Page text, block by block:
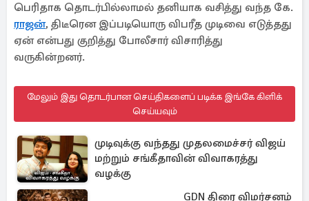
பெரிதாக தொடர்பில்லாமல் தனியாக வசித்து வந்த கே.
ராஜன், திடீரென இப்படியொரு விபரீத முடிவை எடுத்தது
ஏன் என்பது குறித்து போலீசார் விசாரித்து
வருகின்றனர்.
மேலும் இது தொடர்பான செய்திகளைப் படிக்க இங்கே கிளிக்
செய்யவும்
முடிவுக்கு வந்தது முதலமைச்சர் விஜய்
மற்றும் சங்கீதாவின் விவாகரத்து
வழக்கு
GDN திரை விமர்சனம்